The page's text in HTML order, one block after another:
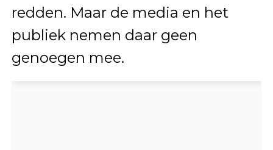
redden. Maar de media en het
publiek nemen daar geen
genoegen mee.